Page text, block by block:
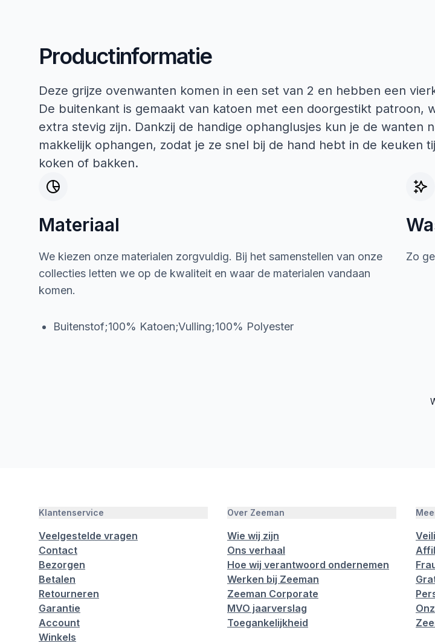
Productinformatie
Deze grijze ovenwanten komen in een set van 2 en hebben een
De buitenkant is gemaakt van katoen met een doorgestikt patroon,
extra stevig zijn. Dankzij de handige ophanglusjes kun je de wanten
makkelijk ophangen, zodat je ze snel bij de hand hebt in de keuken
koken of bakken.
Materiaal
We kiezen onze materialen zorgvuldig. Bij het samenstellen van onze
collecties letten we op de kwaliteit en waar de materialen vandaan
komen.
Buitenstof;100% Katoen;Vulling;100% Polyester
Zo
Klantenservice
Veelgestelde vragen
Contact
Bezorgen
Betalen
Retourneren
Garantie
Account
Winkels
Over Zeeman
Wie wij zijn
Ons verhaal
Hoe wij verantwoord ondernemen
Werken bij Zeeman
Zeeman Corporate
MVO jaarverslag
Toegankelijkheid